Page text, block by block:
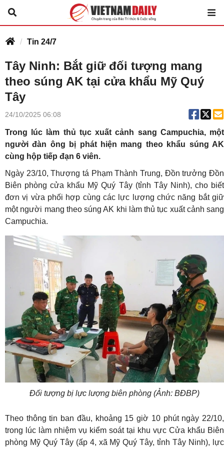
Tin 24/7
Tây Ninh: Bắt giữ đối tượng mang
theo súng AK tại cửa khẩu Mỹ Quý
Tây
24/10/2025 06:08
Trong lúc làm thủ tục xuất cảnh sang Campuchia, một
người đàn ông bị phát hiện mang theo khẩu súng AK
cùng hộp tiếp đạn 6 viên.
Ngày 23/10, Thượng tá Phạm Thành Trung, Đồn trưởng Đồn
Biên phòng cửa khẩu Mỹ Quý Tây (tỉnh Tây Ninh), cho biết
đơn vị vừa phối hợp cùng các lực lượng chức năng bắt giữ
một người mang theo súng AK khi làm thủ tục xuất cảnh sang
Campuchia.
Đối tượng bị lực lượng biên phòng (Ảnh: BĐBP)
Theo thông tin ban đầu, khoảng 15 giờ 10 phút ngày 22/10,
trong lúc làm nhiệm vụ kiểm soát tại khu vực Cửa khẩu Biên
phòng Mỹ Quý Tây (ấp 4, xã Mỹ Quý Tây, tỉnh Tây Ninh), lực